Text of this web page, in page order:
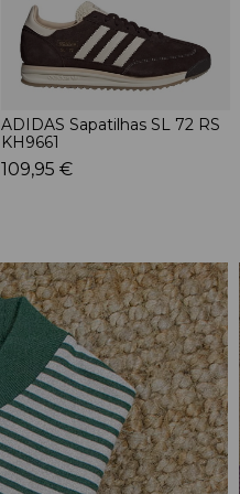
ADIDAS Sapatilhas SL 72 RS
KH9661
109,95 €